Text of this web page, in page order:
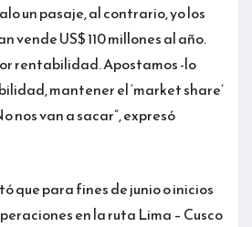
un pasaje, al contrario, yo los
vende US$ 110 millones al año.
rentabilidad. Apostamos -lo
mantener el ‘market share’
nos van a sacar”, expresó
que para fines de junio o inicios
en la ruta Lima – Cusco